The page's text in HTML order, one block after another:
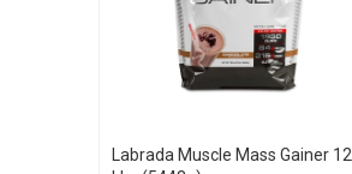
Labrada Muscle Mass Gainer 12